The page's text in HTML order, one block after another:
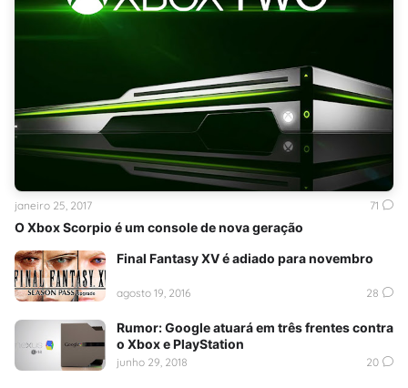
O Xbox Scorpio é um console de nova geração
janeiro 25, 2017 71
Final Fantasy XV é adiado para novembro
agosto 19, 2016 28
Rumor: Google atuará em três frentes contra
o Xbox e PlayStation
junho 29, 2018 20